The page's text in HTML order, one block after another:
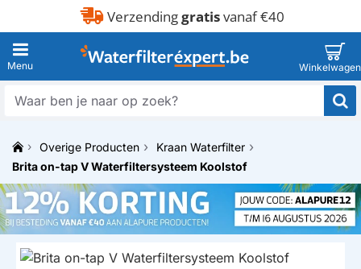
Verzendinggratisvanaf €40
Waar
naar
oph
m
e
Overige Producten
Kraan Waterfilter
Brita on-tap V Waterfiltersysteem Koolstof